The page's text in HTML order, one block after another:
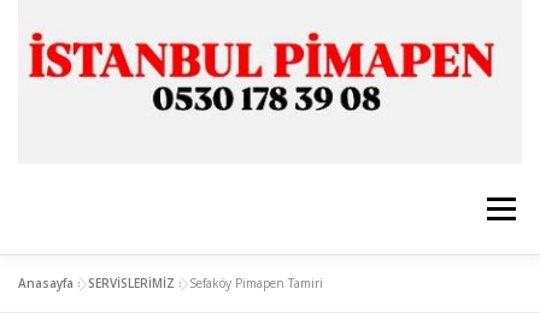
Menü
Anasayfa »SERVİSLERİMİZ »Sefaköy Pimapen Tamiri